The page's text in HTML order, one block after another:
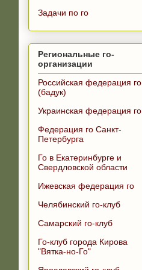
Задачи по го
Региональные го-
организации
Российская федерация го
(бадук)
Украинская федерация го
Федерация го Санкт-
Петербурга
Го в Екатеринбурге и
Свердловской области
Ижевская федерация го
Челябинский го-клуб
Самарский го-клуб
Го-клуб города Кирова
"Вятка-но-Го"